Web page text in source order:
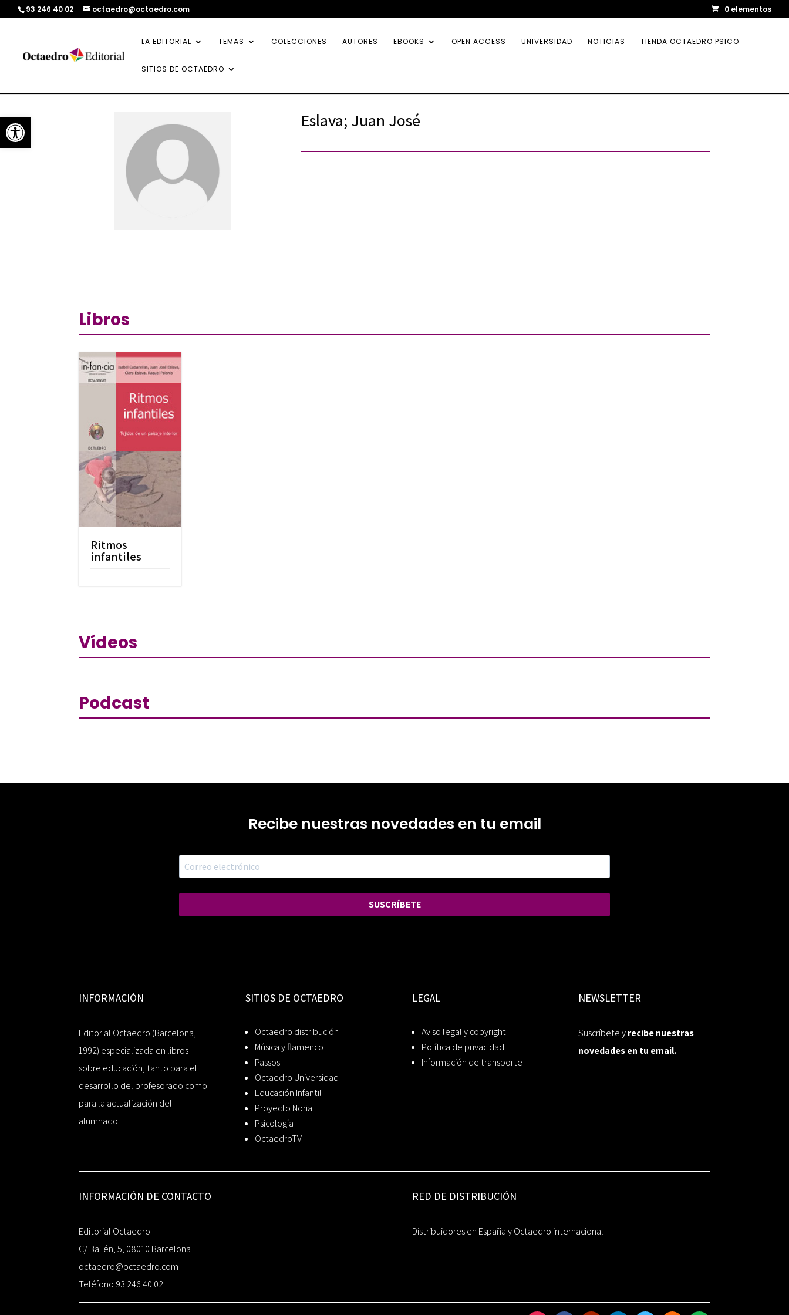
Abrir barra de herramientas
93 246 40 02 octaedro@octaedro.com 0 elementos
LA EDITORIAL TEMAS COLECCIONES AUTORES EBOOKS OPEN ACCESS UNIVERSIDAD NOTICIAS TIENDA OCTAEDRO PSICO
SITIOS DE OCTAEDRO
Eslava; Juan José
Libros
Ritmos
infantiles
Vídeos
Podcast
Recibe nuestras novedades en tu email
SUSCRÍBETE
INFORMACIÓN
Editorial Octaedro (Barcelona,
1992) especializada en libros
sobre educación, tanto para el
desarrollo del profesorado como
para la actualización del
alumnado.
SITIOS DE OCTAEDRO
Octaedro distribución
Música y flamenco
Passos
Octaedro Universidad
Educación Infantil
Proyecto Noria
Psicología
OctaedroTV
LEGAL
Aviso legal y copyright
Política de privacidad
Información de transporte
NEWSLETTER
Suscríbete yrecibe nuestras
novedades en tu email.
INFORMACIÓN DE CONTACTO
Editorial Octaedro
C/ Bailén, 5, 08010 Barcelona
octaedro@octaedro.com
Teléfono 93 246 40 02
RED DE DISTRIBUCIÓN
Distribuidores en España y Octaedro internacional